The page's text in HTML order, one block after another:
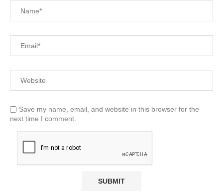
Save my name, email, and website in this browser for the
next time I comment.